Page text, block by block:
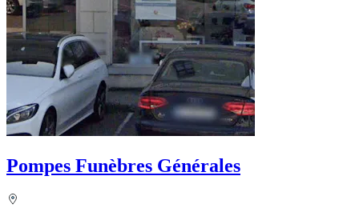
Pompes Funèbres Générales